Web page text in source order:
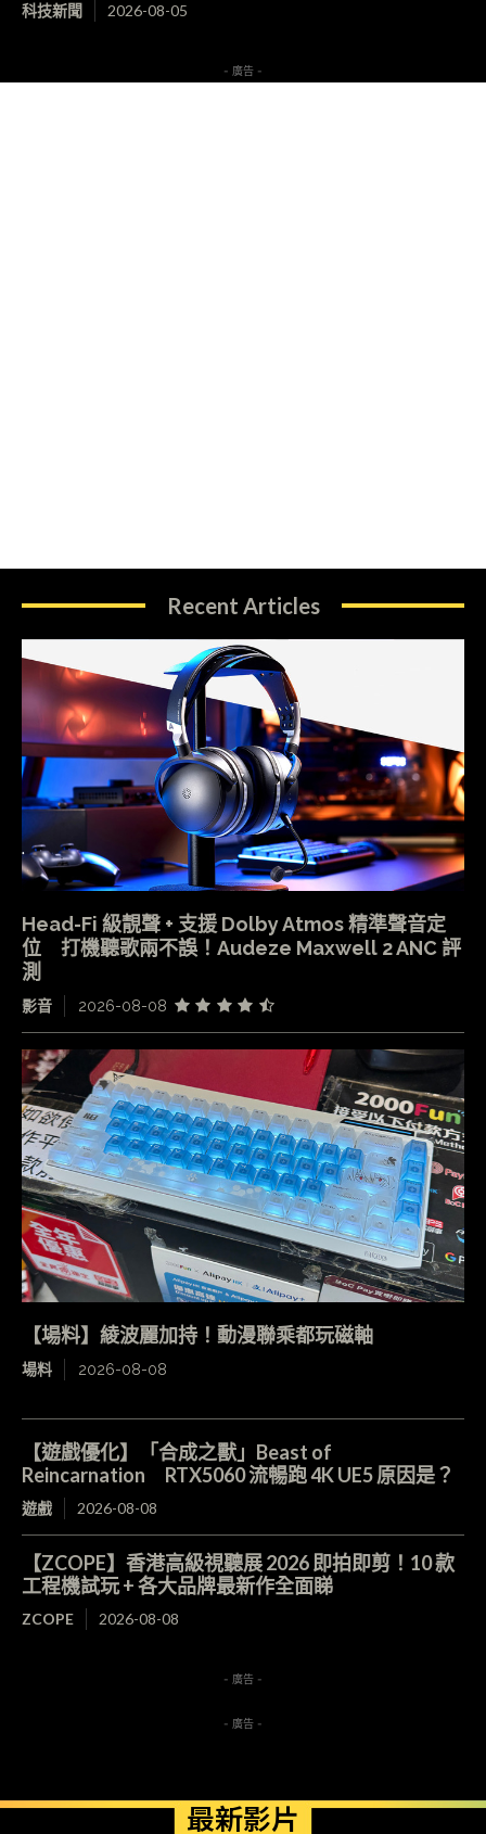
科技新聞 2026-08-05
- 廣告 -
Recent Articles
Head-Fi 級靚聲 + 支援 Dolby Atmos 精準聲音定
位 打機聽歌兩不誤！Audeze Maxwell 2 ANC 評
測
影音 2026-08-08
【場料】綾波麗加持！動漫聯乘都玩磁軸
場料 2026-08-08
【遊戲優化】「合成之獸」Beast of
Reincarnation RTX5060 流暢跑 4K UE5 原因是？
遊戲 2026-08-08
【ZCOPE】香港高級視聽展 2026 即拍即剪！10 款
工程機試玩 + 各大品牌最新作全面睇
ZCOPE 2026-08-08
- 廣告 -
- 廣告 -
最新影片